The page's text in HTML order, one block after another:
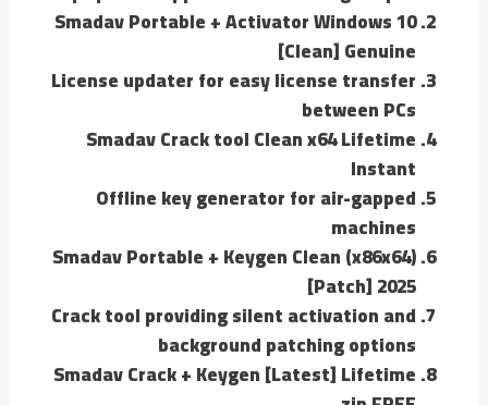
Smadav Portable + Activator Windows 10
[Clean] Genuine
License updater for easy license transfer
between PCs
Smadav Crack tool Clean x64 Lifetime
Instant
Offline key generator for air-gapped
machines
Smadav Portable + Keygen Clean (x86x64)
[Patch] 2025
Crack tool providing silent activation and
background patching options
Smadav Crack + Keygen [Latest] Lifetime